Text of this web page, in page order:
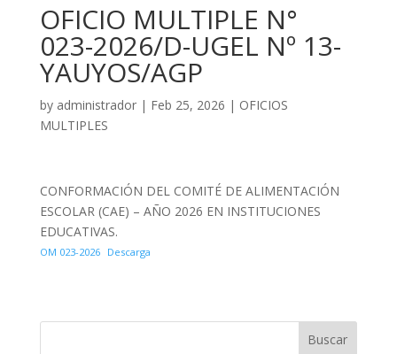
OFICIO MULTIPLE N°
023-2026/D-UGEL Nº 13-
YAUYOS/AGP
by administrador| Feb 25, 2026 | OFICIOS
MULTIPLES
CONFORMACIÓN DEL COMITÉ DE ALIMENTACIÓN
ESCOLAR (CAE) – AÑO 2026 EN INSTITUCIONES
EDUCATIVAS.
OM 023-2026 Descarga
Buscar